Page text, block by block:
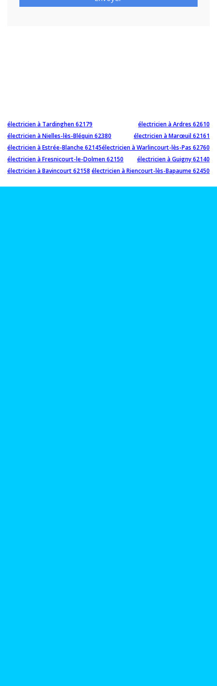
électricien à Tardinghen 62179
électricien à Ardres 62610
électricien à Nielles-lès-Bléquin 62380
électricien à Marœuil 62161
électricien à Estrée-Blanche 62145électricien à Warlincourt-lès-Pas 62760
électricien à Fresnicourt-le-Dolmen 62150
électricien à Guigny 62140
électricien à Bavincourt 62158 électricien à Riencourt-lès-Bapaume 62450